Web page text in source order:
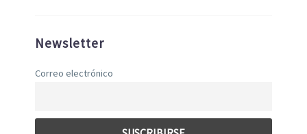
Newsletter
Correo electrónico